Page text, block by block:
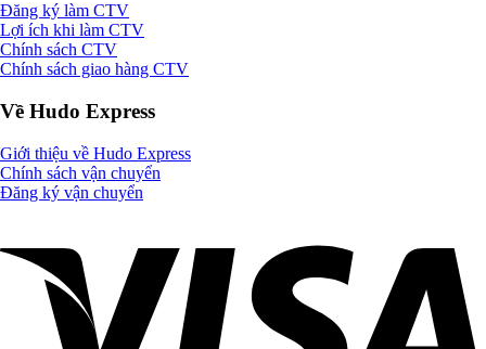
Đăng ký làm CTV
Lợi ích khi làm CTV
Chính sách CTV
Chính sách giao hàng CTV
Về Hudo Express
Giới thiệu về Hudo Express
Chính sách vận chuyển
Đăng ký vận chuyển